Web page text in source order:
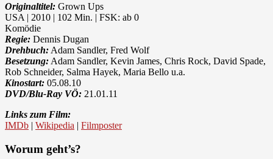
Originaltitel: Grown Ups
USA | 2010 | 102 Min. | FSK: ab 0
Komödie
Regie: Dennis Dugan
Drehbuch: Adam Sandler, Fred Wolf
Besetzung: Adam Sandler, Kevin James, Chris Rock, David Spade,
Rob Schneider, Salma Hayek, Maria Bello u.a.
Kinostart: 05.08.10
DVD/Blu-Ray VÖ: 21.01.11
Links zum Film:
IMDb | Wikipedia | Filmposter
Worum geht’s?